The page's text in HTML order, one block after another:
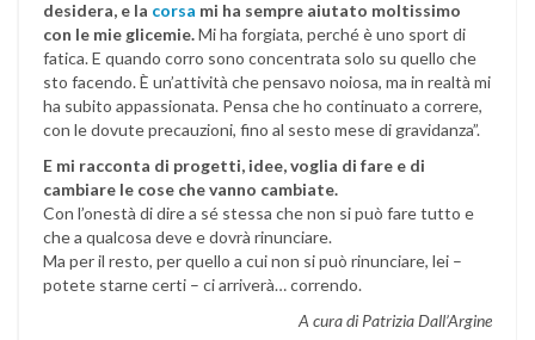
desidera, e la corsa mi ha sempre aiutato moltissimo
con le mie glicemie.Mi ha forgiata, perché è uno sport di
fatica. E quando corro sono concentrata solo su quello che
sto facendo. È un’attività che pensavo noiosa, ma in realtà mi
ha subito appassionata. Pensa che ho continuato a correre,
con le dovute precauzioni, fino al sesto mese di gravidanza”.
E mi racconta di progetti, idee, voglia di fare e di
cambiare le cose che vanno cambiate.
Con l’onestà di dire a sé stessa che non si può fare tutto e
che a qualcosa deve e dovrà rinunciare.
Ma per il resto, per quello a cui non si può rinunciare, lei –
potete starne certi – ci arriverà… correndo.
A cura di Patrizia Dall’Argine